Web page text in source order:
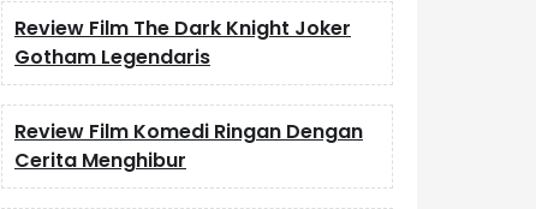
Review Film The Dark Knight Joker
Gotham Legendaris
Review Film Komedi Ringan Dengan
Cerita Menghibur